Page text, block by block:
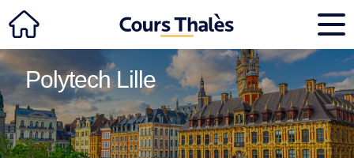
Polytech Lille